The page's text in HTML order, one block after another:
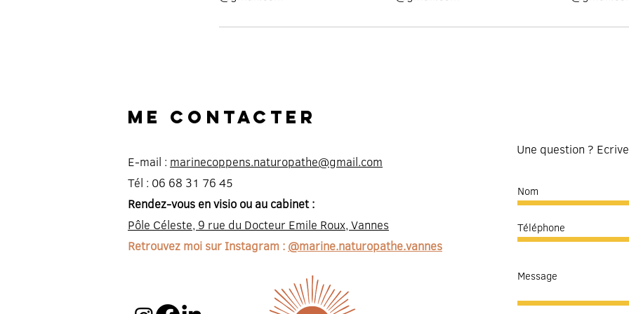
Me contacter
E-mail : marinecoppens.naturopathe@gmail.com
Tél : 06 68 31 76 45
Rendez-vous en visio ou au cabinet :
Pôle Céleste, 9 rue du Docteur Emile Roux, Vannes
Retrouvez moi sur Instagram : @marine.naturopathe.vannes
Une question ?